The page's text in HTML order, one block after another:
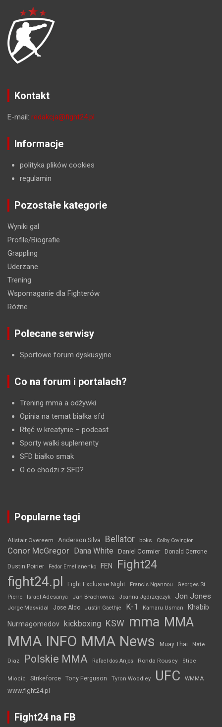
Kontakt
E-mail: redakcja@fight24.pl
Informacje
polityka plików cookies
regulamin
Pozostałe kategorie
Wyniki gal
Profile/Biografie
Grappling
Uderzane
Trening
Wspomaganie dla Fighterów
Różne
Polecane serwisy
Sportowe forum dyskusyjne
Co na forum i portalach?
Trening mma a odżywki
Opinia na temat białka sfd
Rtęć w kreatynie – podcast
Sporty walki suplementy
SFD białko smak
O co chodzi z SFD?
Popularne tagi
Alistair Overeem Anderson Silva Bellator boks Colby Covington
Conor McGregor Dana White Daniel Cormier Donald Cerrone
Dustin Poirier Fedor Emelianenko FEN Fight24
fight24.pl Fight Exclusive Night Francis Ngannou
Georges St.
Pierre
Israel Adesanya Jan Błachowicz Joanna Jędrzejczyk Jon Jones
Jorge Masvidal Jose Aldo Justin Gaethje K-1 Kamaru Usman Khabib
Nurmagomedov kickboxing KSW mma MMA
MMA INFO MMA News Muay Thai Nate
Diaz Polskie MMA Rafael dos Anjos Ronda Rousey Stipe
Miocic Strikeforce Tony Ferguson Tyron Woodley UFC WMMA
www.fight24.pl
Fight24 na FB